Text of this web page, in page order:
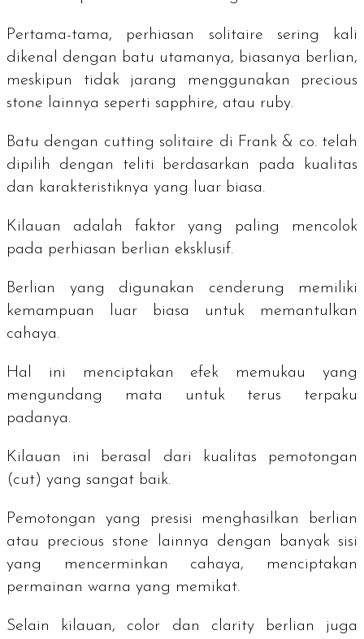
Pertama-tama, perhiasan solitaire sering kali
dikenal dengan batu utamanya, biasanya berlian,
meskipun tidak jarang menggunakan precious
stone lainnya seperti sapphire, atau ruby.
Batu dengan cutting solitaire di Frank & co. telah
dipilih dengan teliti berdasarkan pada kualitas
dan karakteristiknya yang luar biasa.
Kilauan adalah faktor yang paling mencolok
pada perhiasan berlian eksklusif.
Berlian yang digunakan cenderung memiliki
kemampuan luar biasa untuk memantulkan
cahaya.
Hal ini menciptakan efek memukau yang
mengundang mata untuk terus terpaku
padanya.
Kilauan ini berasal dari kualitas pemotongan
(cut) yang sangat baik.
Pemotongan yang presisi menghasilkan berlian
atau precious stone lainnya dengan banyak sisi
yang mencerminkan cahaya, menciptakan
permainan warna yang memikat.
Selain kilauan, color dan clarity
berlian juga